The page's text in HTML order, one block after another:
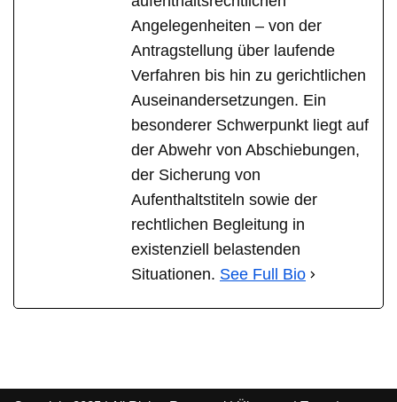
Angelegenheiten – von der
Antragstellung über laufende
Verfahren bis hin zu gerichtlichen
Auseinandersetzungen. Ein
besonderer Schwerpunkt liegt auf
der Abwehr von Abschiebungen,
der Sicherung von
Aufenthaltstiteln sowie der
rechtlichen Begleitung in
existenziell belastenden
Situationen. See Full Bio